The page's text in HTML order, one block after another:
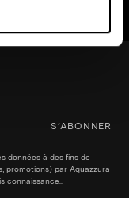
S’ABONNER
données à des fins de
promotions) par Aquazzura
connaissance..